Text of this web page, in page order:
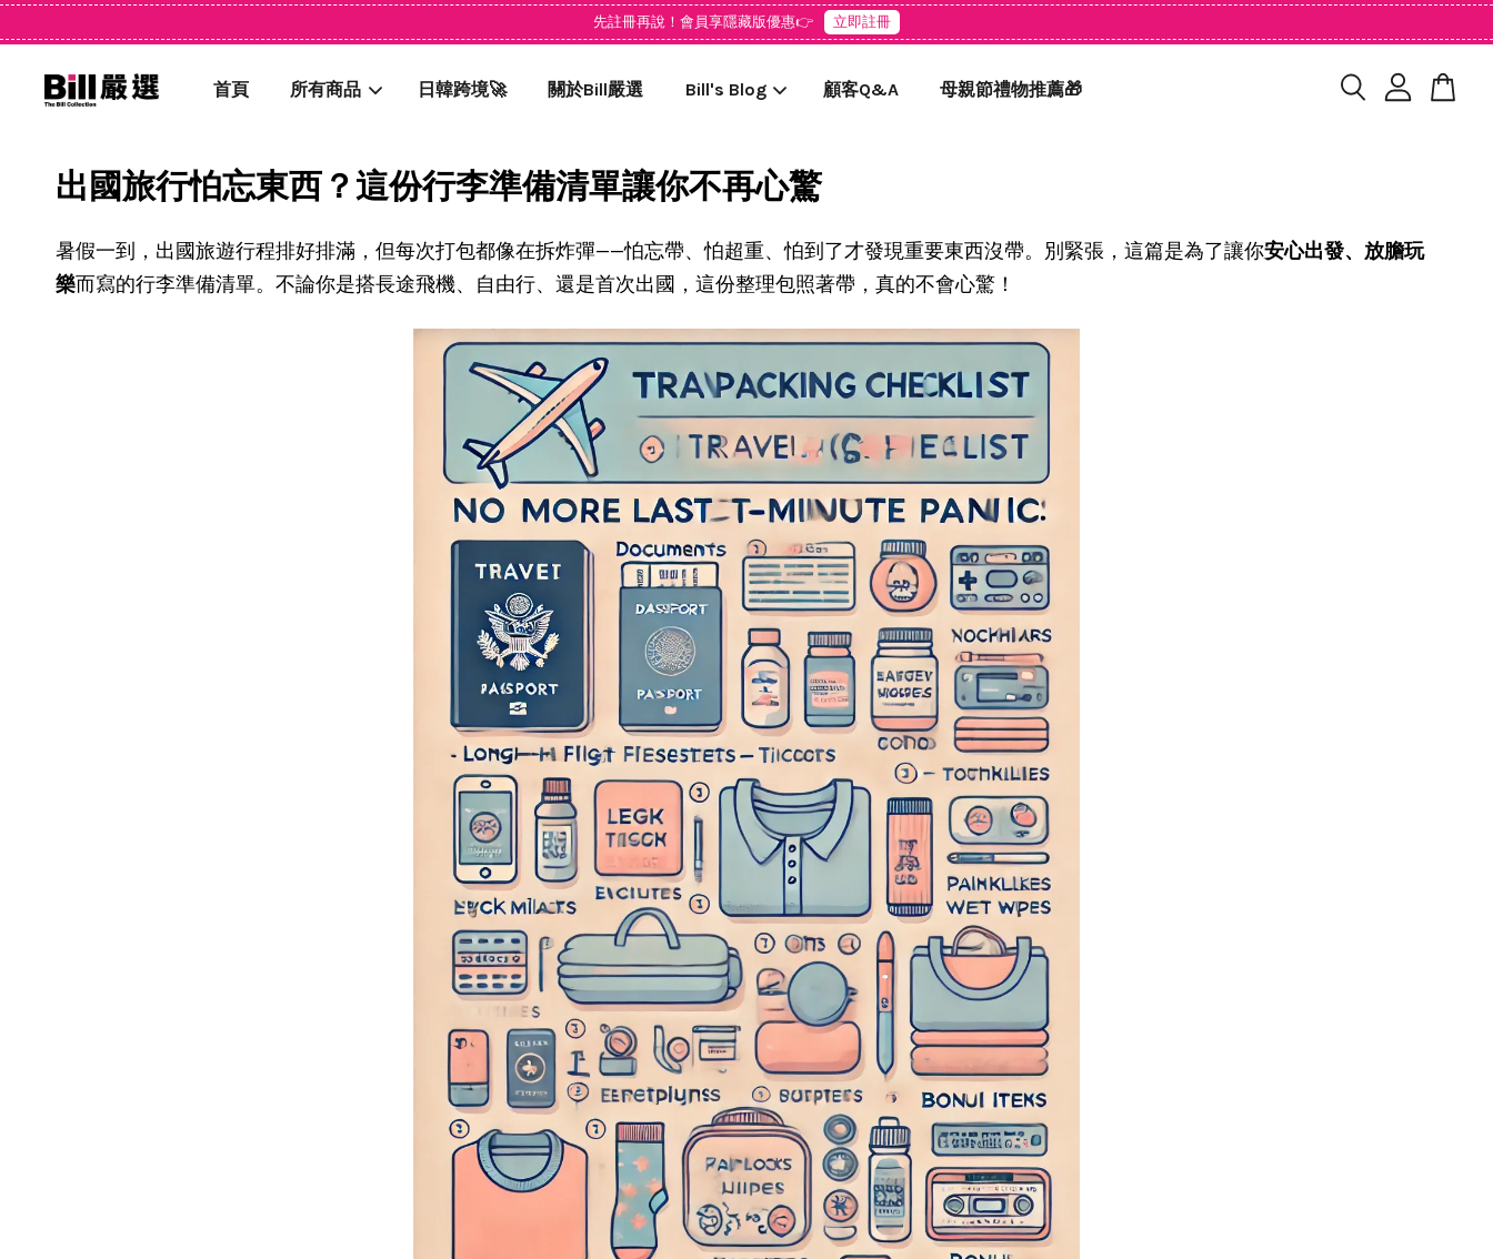
先註冊再說！會員享隱藏版優惠👉 立即註冊
首頁 所有商品 日韓跨境🚀 關於Bill嚴選 Bill's Blog 顧客Q&A 母親節禮物推薦🎁
出國旅行怕忘東西？這份行李準備清單讓你不再心驚
暑假一到，出國旅遊行程排好排滿，但每次打包都像在拆炸彈——怕忘帶、怕超重、怕到了才發現重要東西沒帶。別緊張，這篇是為了讓你安心出發、放膽玩
樂而寫的行李準備清單。不論你是搭長途飛機、自由行、還是首次出國，這份整理包照著帶，真的不會心驚！
您的購物車目前還是空的。
繼續購物